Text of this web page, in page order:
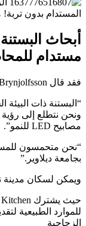
أبحاث
مستدام
فقد قال Casey Brynjolfsson من VOLT Grow:
“البستنة ذات
ونحن نتطلع إلى
مصابيح LED للنمو”.
“نحن متحمسون
بجامعة ديلاوير.”
ويمكن لسكان مدينة
الزجاجية